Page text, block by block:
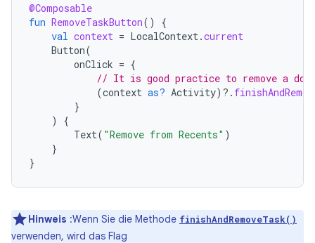
@Composable
fun RemoveTaskButton()
{
val context = LocalContext .current
Button(
onClick = {
// It is good practice to remove a
(context as? Activity) ?.
}
)
{
Text( "Remove from Recents" )
}
}
Hinweis :Wenn Sie die Methode finishAndRemoveTask()
verwenden, wird das Flag